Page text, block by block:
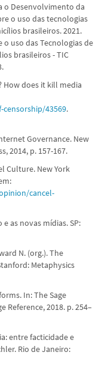
o Desenvolvimento da
o uso das tecnologias
brasileiros. 2021.
o uso das Tecnologias de
brasileiros - TIC
How does it kill media
43569.
Governance. New
2014, p. 157-167.
Culture. New York
cancel-
e as novas mídias. SP:
N. (org.). The
Metaphysics
In: The Sage
Reference, 2018. p. 254–
entre facticidade e
Rio de Janeiro: